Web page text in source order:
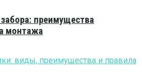
преимущества
монтажа